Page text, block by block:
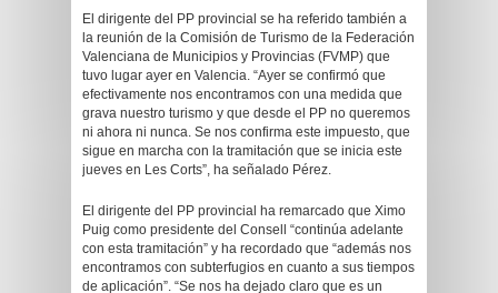
El dirigente del PP provincial se ha referido también a
la reunión de la Comisión de Turismo de la Federación
Valenciana de Municipios y Provincias (FVMP) que
tuvo lugar ayer en Valencia. “Ayer se confirmó que
efectivamente nos encontramos con una medida que
grava nuestro turismo y que desde el PP no queremos
ni ahora ni nunca. Se nos confirma este impuesto, que
sigue en marcha con la tramitación que se inicia este
jueves en Les Corts”, ha señalado Pérez.
El dirigente del PP provincial ha remarcado que Ximo
Puig como presidente del Consell “continúa adelante
con esta tramitación” y ha recordado que “además nos
encontramos con subterfugios en cuanto a sus tiempos
de aplicación”. “Se nos ha dejado claro que es un